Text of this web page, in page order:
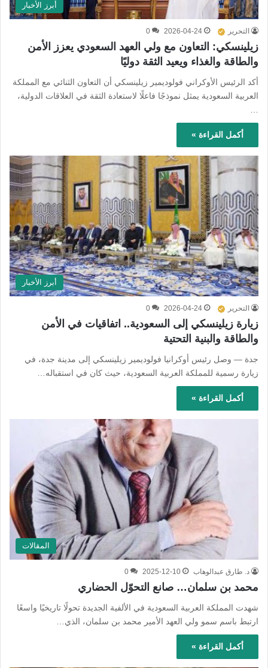
أبرز الأخبار
التحرير 2026-04-24
0
زيلينسكي: التعاون مع ولي العهد السعودي يعزز الأمن
والطاقة والغذاء ويعيد الثقة دوليًا
أكد الرئيس الأوكراني فولوديمير زيلينسكي أن التعاون الثنائي مع المملكة
العربية السعودية يمثل نموذجًا فاعلًا لاستعادة الثقة في العلاقات الدولية،
…
أكمل القراءة »
أبرز الأخبار
التحرير 2026-04-24
0
زيارة زيلينسكي إلى السعودية.. اتفاقيات في الأمن
والطاقة والبنية التحتية
جدة — وصل رئيس أوكرانيا فولوديمير زيلينسكي إلى مدينة جدة، في
زيارة رسمية للمملكة العربية السعودية، حيث كان في استقباله…
أكمل القراءة »
المقالات
د. طارق عبدالوهاب 2025-12-10
0
محمد بن سلمان… صانع التحوّل الحضاري
شهدت المملكة العربية السعودية في الألفية الجديدة تحولًا تاريخيًا واسعًا
ارتبط باسم سمو ولي العهد الأمير محمد بن سلمان، الذي…
أكمل القراءة »